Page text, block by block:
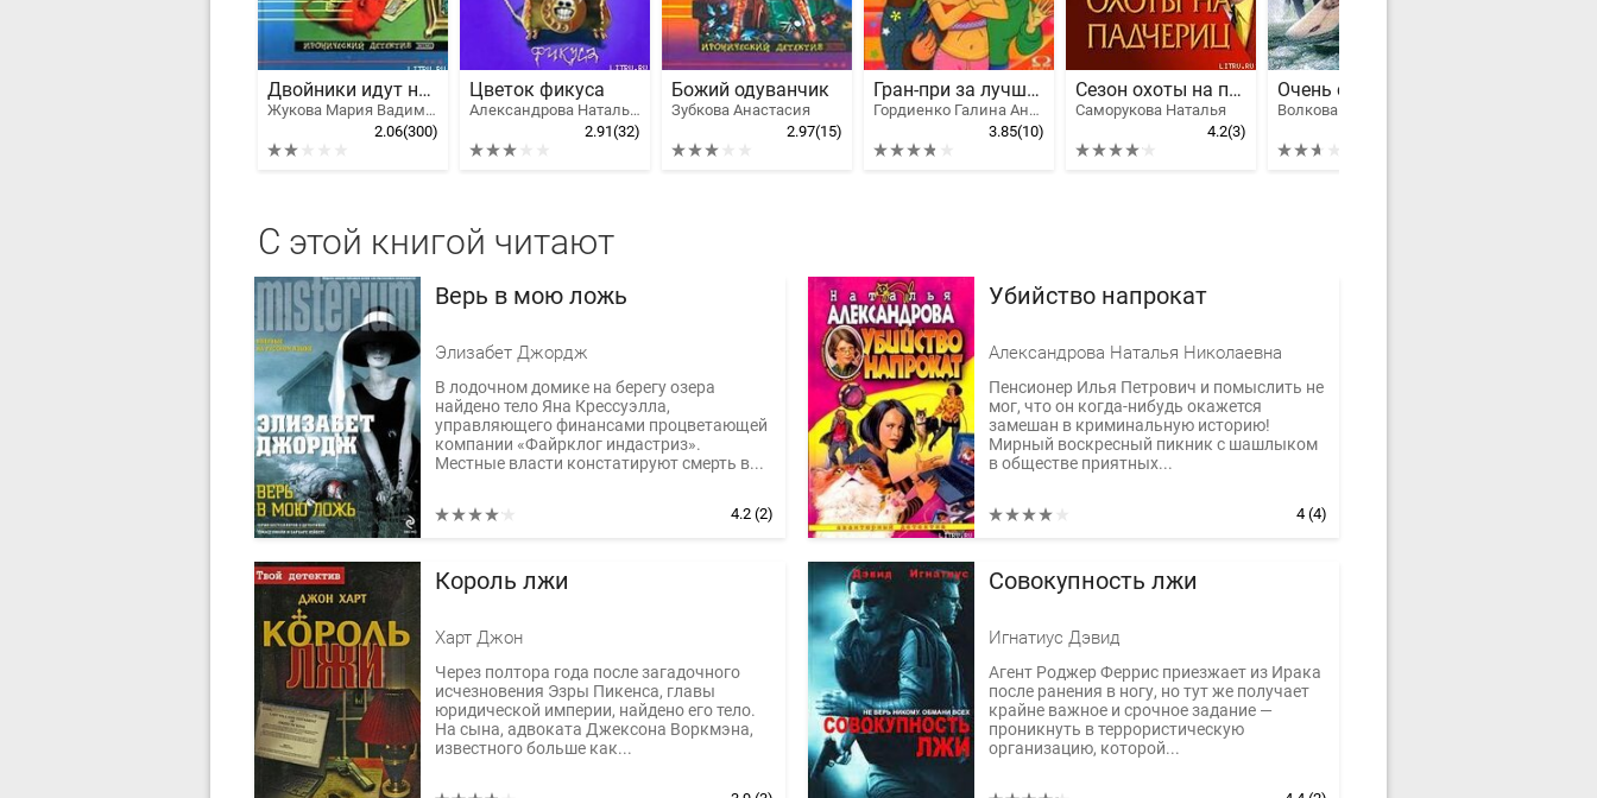
Двойники идут на дело
Жукова Мария Вадимовна
2.06(300)
Цветок фикуса
Александрова Наталья Николаевна
2.91(32)
Божий одуванчик
Зубкова Анастасия
2.97(15)
Гран-при за лучший прикол
Гордиенко Галина Анатольевна
3.85(10)
Сезон охоты на падчериц
Саморукова Наталья
4.2(3)
С этой книгой читают
Верь в мою ложь
Элизабет Джордж
В лодочном домике на берегу озера
найдено тело Яна Крессуэлла,
управляющего финансами процветающей
компании «Файрклог индастриз».
Местные власти констатируют смерть в...
4.2 (2)
Убийство напрокат
Александрова Наталья Николаевна
Пенсионер Илья Петрович и помыслить не
мог, что он когда-нибудь окажется
замешан в криминальную историю!
Мирный воскресный пикник с шашлыком
в обществе приятных...
4(4)
Король лжи
Харт Джон
Через полтора года после загадочного
исчезновения Эзры Пикенса, главы
юридической империи, найдено его тело.
На сына, адвоката Джексона Воркмэна,
известного больше как...
Совокупность лжи
Игнатиус Дэвид
Агент Роджер Феррис приезжает из Ирака
после ранения в ногу, но тут же получает
крайне важное и срочное задание —
проникнуть в террористическую
организацию, которой...